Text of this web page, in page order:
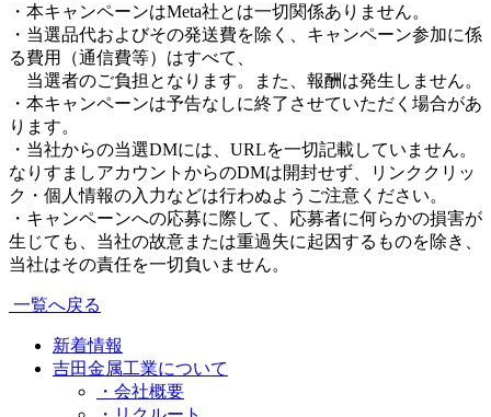
・本キャンペーンはMeta社とは一切関係ありません。
・当選品代およびその発送費を除く、キャンペーン参加に係
る費用（通信費等）はすべて、
当選者のご負担となります。また、報酬は発生しません。
・本キャンペーンは予告なしに終了させていただく場合があ
ります。
・当社からの当選DMには、URLを一切記載していません。
なりすましアカウントからのDMは開封せず、リンククリッ
ク・個人情報の入力などは行わぬようご注意ください。
・キャンペーンへの応募に際して、応募者に何らかの損害が
生じても、当社の故意または重過失に起因するものを除き、
当社はその責任を一切負いません。
一覧へ戻る
新着情報
吉田金属工業について
・会社概要